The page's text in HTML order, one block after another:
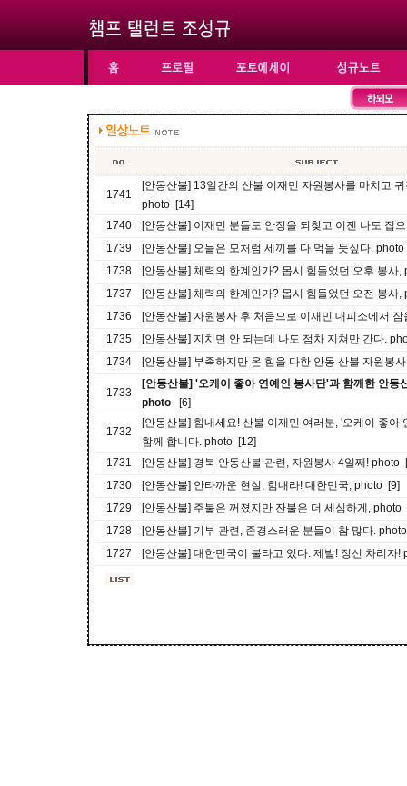
1741
[안동산불] 13일간의 산불 이재민 자원봉사를 마치고
photo [14]
1740
[안동산불] 이재민 분들도 안정을 되찾고 이젠 나도 집
1739
[안동산불] 오늘은 모처럼 세끼를 다 먹을 듯싶다.
1738
[안동산불] 체력의 한계인가? 몹시 힘들었던 오후 봉사
1737
[안동산불] 체력의 한계인가? 몹시 힘들었던 오전 봉사
1736
[안동산불] 자원봉사 후 처음으로 이재민 대피소에서
1735
[안동산불] 지치면 안 되는데 나도 점차 지쳐만 간다.
1734
[안동산불] 부족하지만 온 힘을 다한 안동 산불 자원봉
1733
[안동산불] '오케이 좋아 연예인 봉사단'과 함께한 안동
photo [6]
1732
[안동산불] 힘내세요! 산불 이재민 여러분, '오케이 좋아
함께 합니다. photo [12]
1731
[안동산불] 경북 안동산불 관련, 자원봉사 4일째! photo
1730
[안동산불] 안타까운 현실, 힘내라! 대한민국, photo [9]
1729
[안동산불] 주불은 꺼졌지만 잔불은 더 세심하게, photo
1728
[안동산불] 기부 관련, 존경스러운 분들이 참 많다.
1727
[안동산불] 대한민국이 불타고 있다. 제발! 정신 차리자!